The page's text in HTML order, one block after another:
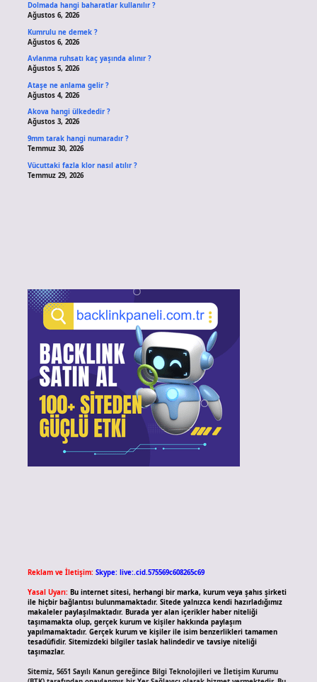
Dolmada hangi baharatlar kullanılır ?
Ağustos 6, 2026
Kumrulu ne demek ?
Ağustos 6, 2026
Avlanma ruhsatı kaç yaşında alınır ?
Ağustos 5, 2026
Ataşe ne anlama gelir ?
Ağustos 4, 2026
Akova hangi ülkededir ?
Ağustos 3, 2026
9mm tarak hangi numaradır ?
Temmuz 30, 2026
Vücuttaki fazla klor nasıl atılır ?
Temmuz 29, 2026
Reklam ve İletişim: Skype: live:.cid.575569c608265c69
Yasal Uyarı: Bu internet sitesi, herhangi bir marka, kurum veya şahıs şirketi
ile hiçbir bağlantısı bulunmamaktadır. Sitede yalnızca kendi hazırladığımız
makaleler paylaşılmaktadır. Burada yer alan içerikler haber niteliği
taşımamakta olup, gerçek kurum ve kişiler hakkında paylaşım
yapılmamaktadır. Gerçek kurum ve kişiler ile isim benzerlikleri tamamen
tesadüfidir. Sitemizdeki bilgiler taslak halindedir ve tavsiye niteliği
taşımazlar.
Sitemiz, 5651 Sayılı Kanun gereğince Bilgi Teknolojileri ve İletişim Kurumu